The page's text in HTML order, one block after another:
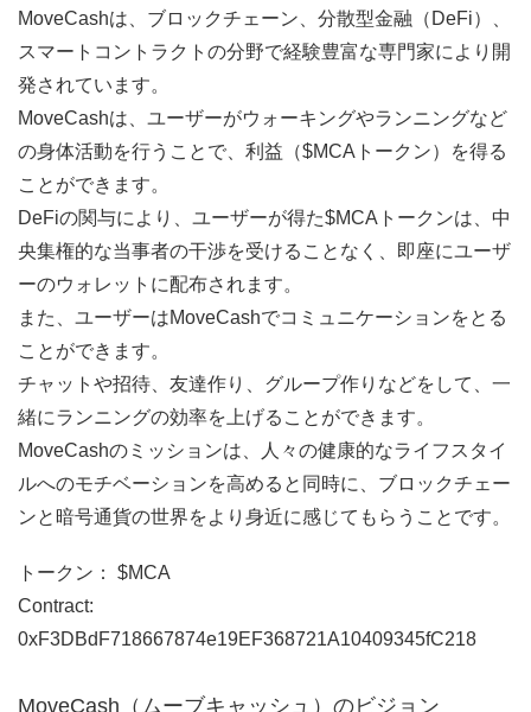
MoveCashは、ブロックチェーン、分散型金融（DeFi）、
スマートコントラクトの分野で経験豊富な専門家により開
発されています。
MoveCashは、ユーザーがウォーキングやランニングなど
の身体活動を行うことで、利益（$MCAトークン）を得る
ことができます。
DeFiの関与により、ユーザーが得た$MCAトークンは、中
央集権的な当事者の干渉を受けることなく、即座にユーザ
ーのウォレットに配布されます。
また、ユーザーはMoveCashでコミュニケーションをとる
ことができます。
チャットや招待、友達作り、グループ作りなどをして、一
緒にランニングの効率を上げることができます。
MoveCashのミッションは、人々の健康的なライフスタイ
ルへのモチベーションを高めると同時に、ブロックチェー
ンと暗号通貨の世界をより身近に感じてもらうことです。
トークン： $MCA
Contract:
0xF3DBdF718667874e19EF368721A10409345fC218
MoveCash（ムーブキャッシュ）のビジョン